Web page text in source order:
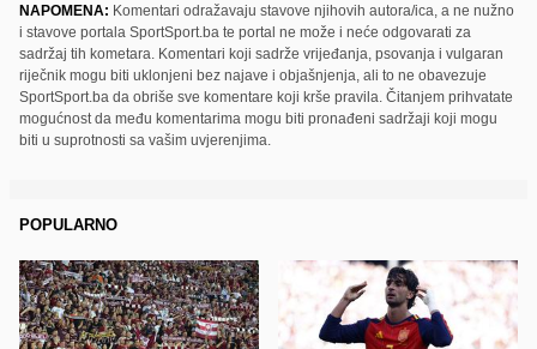
NAPOMENA: Komentari odražavaju stavove njihovih autora/ica, a ne nužno
i stavove portala SportSport.ba te portal ne može i neće odgovarati za
sadržaj tih kometara. Komentari koji sadrže vrijeđanja, psovanja i vulgaran
riječnik mogu biti uklonjeni bez najave i objašnjenja, ali to ne obavezuje
SportSport.ba da obriše sve komentare koji krše pravila. Čitanjem prihvatate
mogućnost da među komentarima mogu biti pronađeni sadržaji koji mogu
biti u suprotnosti sa vašim uvjerenjima.
POPULARNO